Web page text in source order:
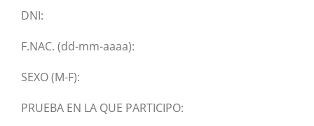
DNI:
F.NAC. (dd-mm-aaaa):
SEXO (M-F):
PRUEBA EN LA QUE PARTICIPO: